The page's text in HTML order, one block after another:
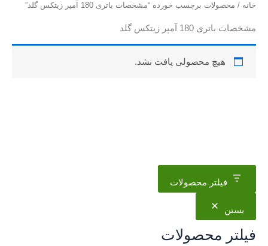
فیلتر محصولات
بستن
فیلتر محصولات
خانه / محصولات برچسب خورده “مشخصات باتری 180 آمپر زیتکس گلد”
مشخصات باتری 180 آمپر زیتکس گلد
هیچ محصولی یافت نشد.